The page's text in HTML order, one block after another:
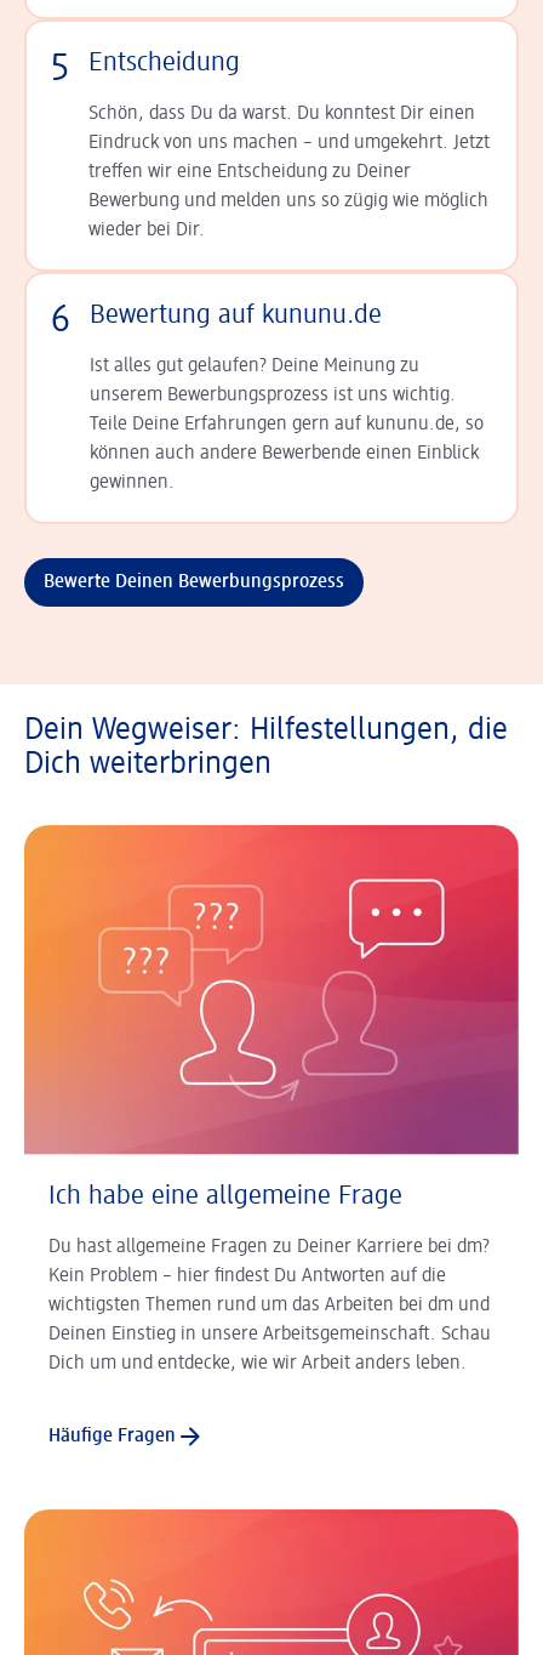
5 Entscheidung
Schön, dass Du da warst. Du konntest Dir einen
Ein­druck von uns machen – und umgekehrt. Jetzt
tref­fen wir eine Entscheidung zu Deiner
Bewerbung und melden uns so zügig wie möglich
wieder bei Dir.
6 Bewertung auf kununu.de
Ist alles gut gelaufen? Deine Meinung zu
unserem Bewerbungsprozess ist uns wichtig.
Teile Deine Erfahrungen gern auf kununu.de, so
können auch andere Bewerbende einen Einblick
gewinnen.
Bewerte Deinen Bewerbungsprozess
Dein Wegweiser: Hilfestellungen, die
Dich weiterbringen
Ich habe eine allgemeine Frage
Du hast allgemeine Fragen zu Deiner Karriere bei dm?
Kein Problem – hier findest Du Antworten auf die
wichtigsten Themen rund um das Arbeiten bei dm und
Deinen Einstieg in unsere Arbeitsgemeinschaft. Schau
Dich um und entdecke, wie wir Arbeit anders leben.
Häufige Fragen